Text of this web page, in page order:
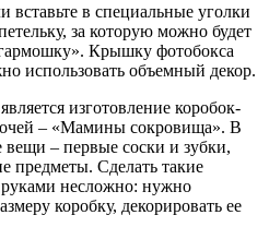
в специальные уголки
за которую можно будет
Крышку фотобокса
использовать объемный декор.
изготовление коробок-
– «Мамины сокровища». В
вещи – первые соски и зубки,
предметы. Сделать такие
несложно: нужно
коробку, декорировать ее